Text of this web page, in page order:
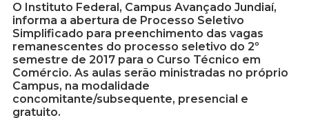
O Instituto Federal, Campus Avançado Jundiaí,
informa a abertura de Processo Seletivo
Simplificado para preenchimento das vagas
remanescentes do processo seletivo do 2º
semestre de 2017 para o Curso Técnico em
Comércio. As aulas serão ministradas no próprio
Campus, na modalidade
concomitante/subsequente, presencial e
gratuito.